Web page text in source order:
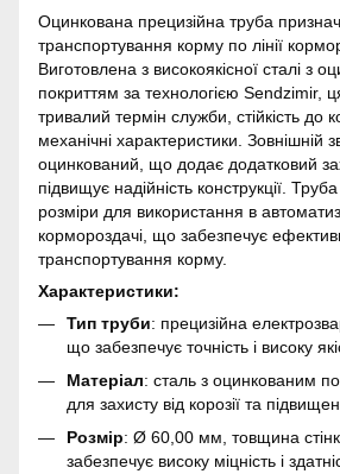
Оцинкована прецизійна труба
транспортування корму по лінії
Виготовлена з високоякісної сталі з
покриттям за технологією Sendzimir,
тривалий термін служби, стійкість до
механічні характеристики. Зовнішній
оцинкований, що додає додатковий
підвищує надійність конструкції.
розміри для використання в
кормороздачі, що забезпечує
транспортування корму.
Характеристики:
Тип труби: прецизійна
що забезпечує точність і високу
Матеріал: сталь з оцинкованим
для захисту від корозії та
Розмір: Ø 60,00 мм, товщина
забезпечує високу міцність і